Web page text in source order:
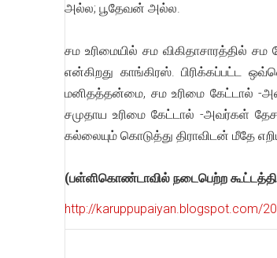
அல்ல; பூதேவன் அல்ல.
சம உரிமையில் சம விகிதாசாரத்தில்
என்கிறது காங்கிரஸ். பிரிக்கப்பட்ட
மனிதத்தன்மை, சம உரிமை கேட்டால் -
சமுதாய உரிமை கேட்டால் -அவர்கள்
கல்லையும் கொடுத்து திராவிடன் மீதே
(பள்ளிகொண்டாவில் நடைபெற்ற
http://karuppupaiyan.blogspot.com/